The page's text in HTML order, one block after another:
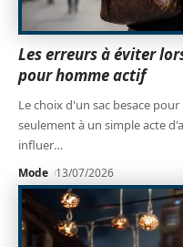
Les erreurs à éviter
pour homme actif
Le choix d'un sac besace
seulement à un simple acte
influer…
Mode 13/07/2026